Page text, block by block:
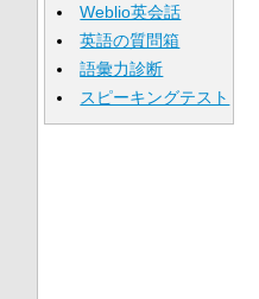
Weblio英会話
英語の質問箱
語彙力診断
スピーキングテスト